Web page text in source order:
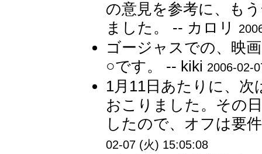
の意見を参考に、も
ました。 -- カロリ
ゴージャスでの、映
○です。 -- kiki 2006-02-
1月11日あたりに、
おこりました。その
したので、オフは要
02-07 (火) 15:05:08